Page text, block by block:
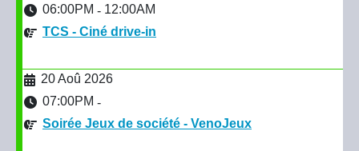
06:00PM - 12:00AM
TCS - Ciné drive-in
20 Aoû 2026
07:00PM -
Soirée Jeux de société - VenoJeux